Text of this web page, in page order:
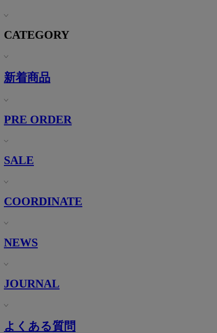
CATEGORY
新着商品
PRE ORDER
SALE
COORDINATE
NEWS
JOURNAL
よくある質問